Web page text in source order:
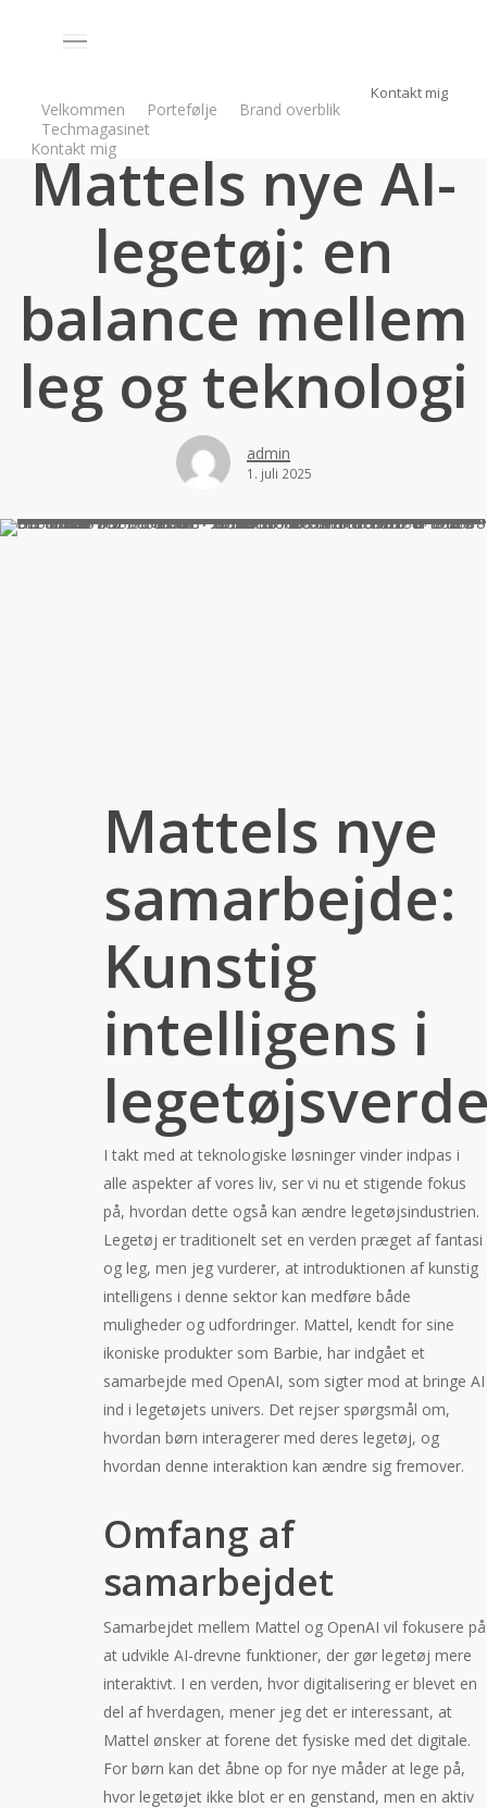
Menu
Kontakt mig
Velkommen Portefølje
Brand overblik
Techmagasinet
Kontakt mig
Mattels nye AI-
legetøj: en
balance mellem
leg og teknologi
admin
1. juli 2025
Mattels nye
samarbejde:
Kunstig
intelligens i
I takt med at teknologiske løsninger vinder indpas i
alle aspekter af vores liv, ser vi nu et stigende fokus
på, hvordan dette også kan ændre legetøjsindustrien.
Legetøj er traditionelt set en verden præget af fantasi
og leg, men jeg vurderer, at introduktionen af kunstig
intelligens i denne sektor kan medføre både
muligheder og udfordringer. Mattel, kendt for sine
ikoniske produkter som Barbie, har indgået et
samarbejde med OpenAI, som sigter mod at bringe AI
ind i legetøjets univers. Det rejser spørgsmål om,
hvordan børn interagerer med deres legetøj, og
hvordan denne interaktion kan ændre sig fremover.
Omfang af
samarbejdet
Samarbejdet mellem Mattel og OpenAI vil fokusere på
at udvikle AI-drevne funktioner, der gør legetøj mere
interaktivt. I en verden, hvor digitalisering er blevet en
del af hverdagen, mener jeg det er interessant, at
Mattel ønsker at forene det fysiske med det digitale.
For børn kan det åbne op for nye måder at lege på,
hvor legetøjet ikke blot er en genstand, men en aktiv